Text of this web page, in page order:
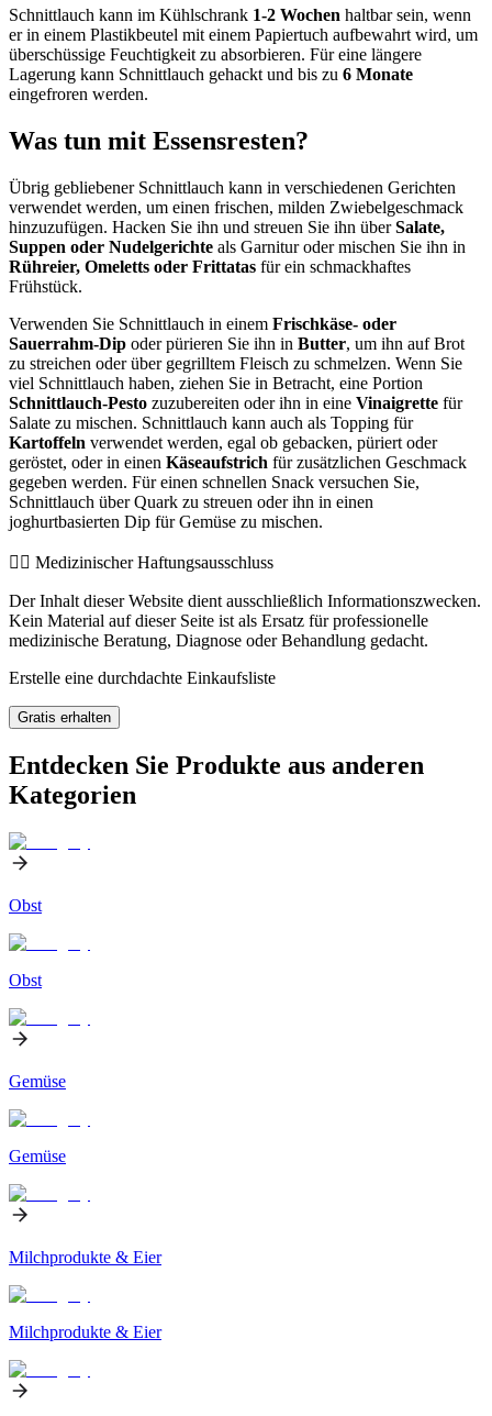
Schnittlauch kann im Kühlschrank 1-2 Wochen haltbar sein, wenn
er in einem Plastikbeutel mit einem Papiertuch aufbewahrt wird, um
überschüssige Feuchtigkeit zu absorbieren. Für eine längere
Lagerung kann Schnittlauch gehackt und bis zu 6 Monate
eingefroren werden.
Was tun mit Essensresten?
Übrig gebliebener Schnittlauch kann in verschiedenen Gerichten
verwendet werden, um einen frischen, milden Zwiebelgeschmack
hinzuzufügen. Hacken Sie ihn und streuen Sie ihn überSalate,
Suppen oder Nudelgerichte als Garnitur oder mischen Sie ihn in
Rühreier, Omeletts oder Frittatas für ein schmackhaftes
Frühstück.
Verwenden Sie Schnittlauch in einem Frischkäse- oder
Sauerrahm-Dip oder pürieren Sie ihn in Butter, um ihn auf Brot
zu streichen oder über gegrilltem Fleisch zu schmelzen. Wenn Sie
viel Schnittlauch haben, ziehen Sie in Betracht, eine Portion
Schnittlauch-Pesto zuzubereiten oder ihn in eine Vinaigrette für
Salate zu mischen. Schnittlauch kann auch als Topping für
Kartoffeln verwendet werden, egal ob gebacken, püriert oder
geröstet, oder in einen Käseaufstrich für zusätzlichen Geschmack
gegeben werden. Für einen schnellen Snack versuchen Sie,
Schnittlauch über Quark zu streuen oder ihn in einen
joghurtbasierten Dip für Gemüse zu mischen.
👨‍⚕️️ Medizinischer Haftungsausschluss
Der Inhalt dieser Website dient ausschließlich Informationszwecken.
Kein Material auf dieser Seite ist als Ersatz für professionelle
medizinische Beratung, Diagnose oder Behandlung gedacht.
Erstelle eine durchdachte Einkaufsliste
Gratis erhalten
Entdecken Sie Produkte aus anderen
Kategorien
Obst
Obst
Gemüse
Gemüse
Milchprodukte & Eier
Milchprodukte & Eier